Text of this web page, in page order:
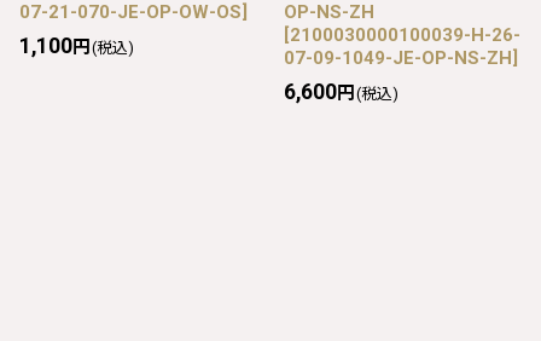
07-21-070-JE-OP-OW-OS]
1,100円 (税込)
OP-NS-ZH
[2100030000100039-H-26-
07-09-1049-JE-OP-NS-ZH]
6,600円 (税込)